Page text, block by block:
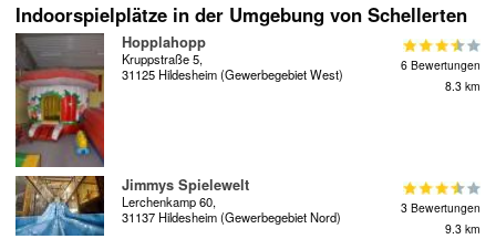
Indoorspielplätze in der Umgebung von Schellerten
Hopplahopp
Kruppstraße 5,
31125 Hildesheim (Gewerbegebiet West)
6 Bewertungen
8.3 km
Jimmys Spielewelt
Lerchenkamp 60,
31137 Hildesheim (Gewerbegebiet Nord)
3 Bewertungen
9.3 km